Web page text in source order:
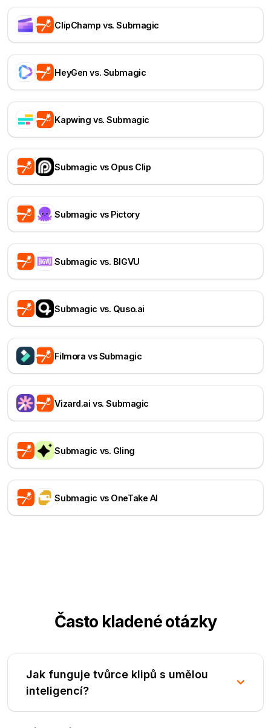
ClipChamp vs. Submagic
HeyGen vs. Submagic
Kapwing vs. Submagic
Submagic vs Opus Clip
Submagic vs Pictory
Submagic vs. BIGVU
Submagic vs. Quso.ai
Filmora vs Submagic
Vizard.ai vs. Submagic
Submagic vs. Gling
Submagic vs OneTake AI
Často kladené otázky
Jak funguje tvůrce klipů s umělou
inteligencí?